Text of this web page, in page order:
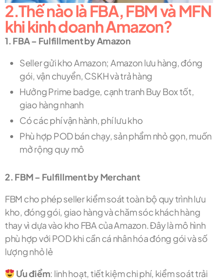
2.Thế nào là FBA, FBM và MFN
khi kinh doanh Amazon?
1. FBA – Fulfillment by Amazon
Seller gửi kho Amazon; Amazon lưu hàng, đóng
gói, vận chuyển, CSKH và trả hàng
Hưởng Prime badge, cạnh tranh Buy Box tốt,
giao hàng nhanh
Có các phí vận hành, phí lưu kho
Phù hợp POD bán chạy, sản phẩm nhỏ gọn, muốn
mở rộng quy mô
2. FBM – Fulfillment by Merchant
FBM cho phép seller kiểm soát toàn bộ quy trình lưu
kho, đóng gói, giao hàng và chăm sóc khách hàng
thay vì dựa vào kho FBA của Amazon. Đây là mô hình
phù hợp với POD khi cần cá nhân hóa đóng gói và số
lượng nhỏ lẻ
Ưu điểm: linh hoạt, tiết kiệm chi phí, kiểm soát trải